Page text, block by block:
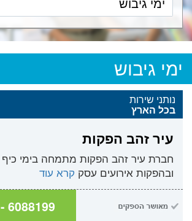
ימי גיבוש
נותני שירות
בכל הארץ
עיר זהב הפקות
חברת עיר זהב הפקות מתמחה בימי כיף
ובהפקות אירועים עסק קרא עוד
6088199